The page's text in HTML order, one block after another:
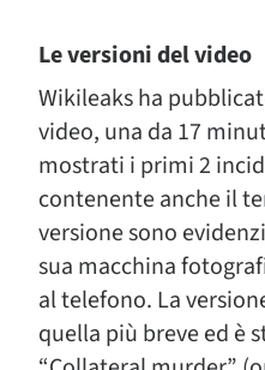
Le versioni del video
Wikileaks ha
video, una da 17
mostrati i primi 2
contenente anche il
versione sono
sua macchina
al telefono. La
quella più breve ed è